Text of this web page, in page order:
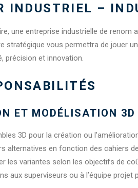
INDUSTRIEL –
une entreprise industrielle de renom
stratégique vous permettra de jouer
précision et innovation.
ET MODÉLISATION 3D
3D pour la création ou
alternatives en fonction des cahiers
les variantes selon les objectifs de
aux superviseurs ou à l’équipe projet